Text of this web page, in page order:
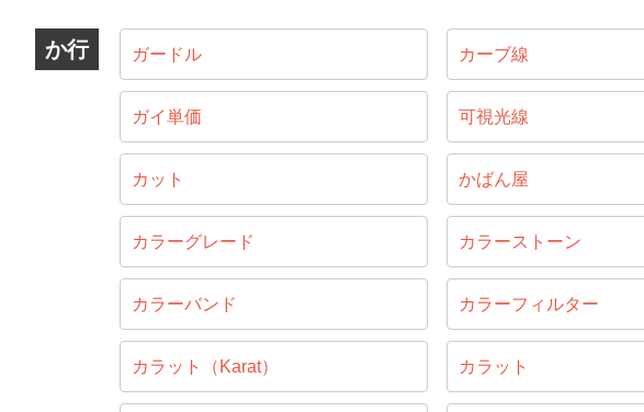
か行 ガードル カーブ線
ガイ単価 可視光線
カット かばん屋
カラーグレード カラーストーン
カラーバンド カラーフィルター
カラット（Karat） カラット